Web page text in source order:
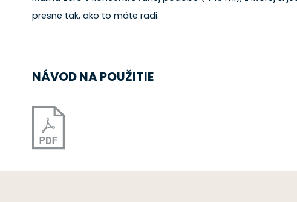
presne tak, ako to máte radi.
NÁVOD NA POUŽITIE